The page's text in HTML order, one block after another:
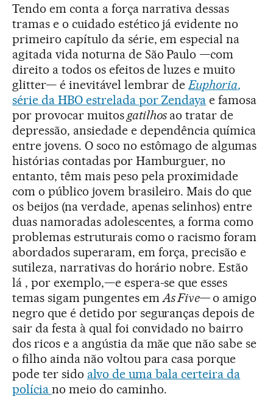
Tendo em conta a força narrativa dessas
tramas e o cuidado estético já evidente no
primeiro capítulo da série, em especial na
agitada vida noturna de São Paulo —com
direito a todos os efeitos de luzes e muito
glitter— é inevitável lembrar deEuphoria,
série da HBO estrelada por Zendaya e famosa
por provocar muitosgatilhos ao tratar de
depressão, ansiedade e dependência química
entre jovens. O soco no estômago de algumas
histórias contadas por Hamburguer, no
entanto, têm mais peso pela proximidade
com o público jovem brasileiro. Mais do que
os beijos (na verdade, apenas selinhos) entre
duas namoradas adolescentes, a forma como
problemas estruturais como o racismo foram
abordados superaram, em força, precisão e
sutileza, narrativas do horário nobre. Estão
lá , por exemplo,—e espera-se que esses
temas sigam pungentes emAs Five—o amigo
negro que é detido por seguranças depois de
sair da festa à qual foi convidado no bairro
dos ricos e a angústia da mãe que não sabe se
o filho ainda não voltou para casa porque
pode ter sido alvo de uma bala certeira da
polícia no meio do caminho.